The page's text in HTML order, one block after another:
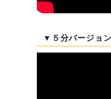
▼５分バージョン